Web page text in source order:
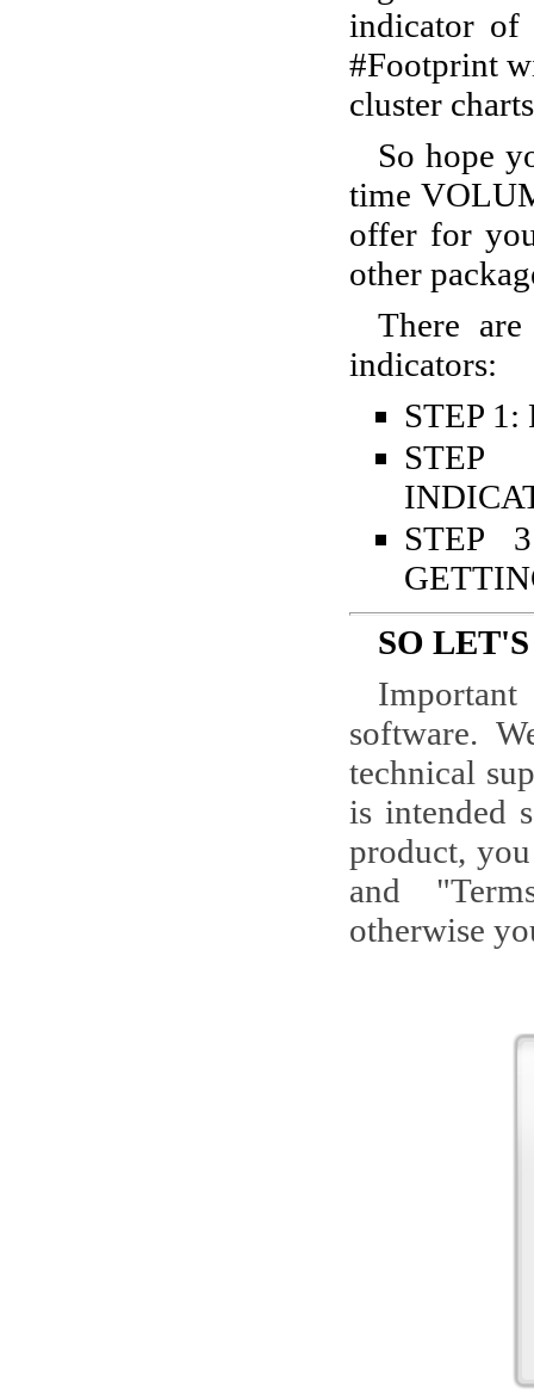
indicator of
#Footprint
cluster
So hope
time
offer for
other
There
indicators:
STEP
STEP
STEP
SO
software.
technical
is intended
product,
and
otherwise